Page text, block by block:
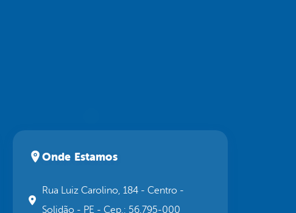
Onde Estamos
Rua Luiz Carolino, 184 - Centro -
Solidão - PE - Cep.: 56.795-000